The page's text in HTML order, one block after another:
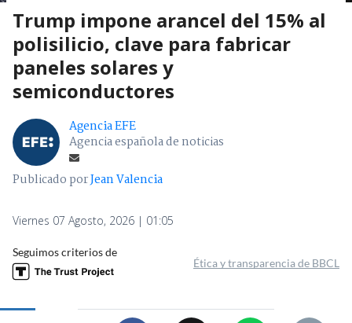
Trump impone arancel del 15% al
polisilicio, clave para fabricar
paneles solares y
semiconductores
Agencia EFE
Agencia española de noticias
Publicado porJean Valencia
Viernes 07 Agosto, 2026 | 01:05
Seguimos criterios de
Ética y transparencia de BBCL